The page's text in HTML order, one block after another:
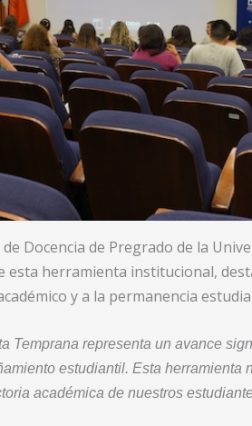
Docencia de Pregrado de la
esta herramienta institucional,
y a la permanencia
Temprana representa un avance
estudiantil. Esta herramienta
académica de nuestros